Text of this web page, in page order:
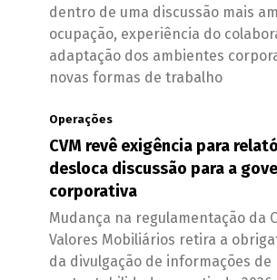
dentro de uma discussão mais
ocupação, experiência do
adaptação dos ambientes
novas formas de trabalho
Operações
CVM revê exigência para
desloca discussão para a
corporativa
Mudança na regulamentação da
Valores Mobiliários retira a
da divulgação de informações de